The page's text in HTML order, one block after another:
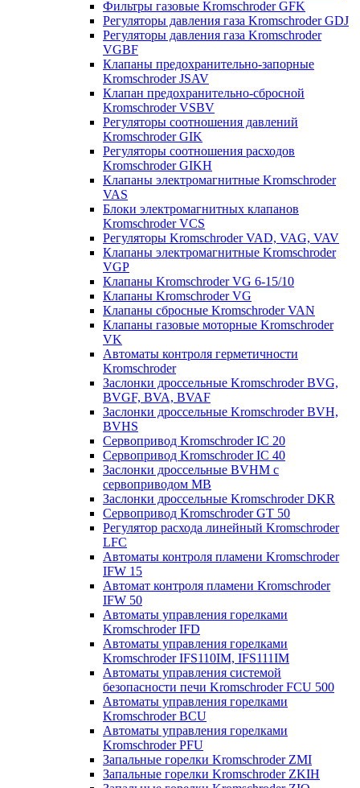
Фильтры газовые Kromschroder GFK
Регуляторы давления газа Kromschroder GDJ
Регуляторы давления газа Kromschroder
VGBF
Клапаны предохранительно-запорные
Kromschroder JSAV
Клапан предохранительно-сбросной
Kromschroder VSBV
Регуляторы соотношения давлений
Kromschroder GIK
Регуляторы соотношения расходов
Kromschroder GIKH
Клапаны электромагнитные Kromschroder
VAS
Блоки электромагнитных клапанов
Kromschroder VCS
Регуляторы Kromschroder VAD, VAG, VAV
Клапаны электромагнитные Kromschroder
VGP
Клапаны Kromschroder VG 6-15/10
Клапаны Kromschroder VG
Клапаны сбросные Kromschroder VAN
Клапаны газовые моторные Kromschroder
VK
Автоматы контроля герметичности
Kromschroder
Заслонки дроссельные Kromschroder BVG,
BVGF, BVA, BVAF
Заслонки дроссельные Kromschroder BVH,
BVHS
Сервопривод Kromschroder IC 20
Сервопривод Kromschroder IC 40
Заслонки дроссельные BVHM с
сервоприводом МВ
Заслонки дроссельные Kromschroder DKR
Cервопривод Kromschroder GT 50
Регулятор расхода линейный Kromschroder
LFC
Автоматы контроля пламени Kromschroder
IFW 15
Автомат контроля пламени Kromschroder
IFW 50
Автоматы управления горелками
Kromschroder IFD
Автоматы управления горелками
Kromschroder IFS110IM, IFS111IM
Автоматы управления системой
безопасности печи Kromschroder FCU 500
Автоматы управления горелками
Kromschroder BCU
Автоматы управления горелками
Kromschroder PFU
Запальные горелки Kromschroder ZМI
Запальные горелки Kromschroder ZKIH